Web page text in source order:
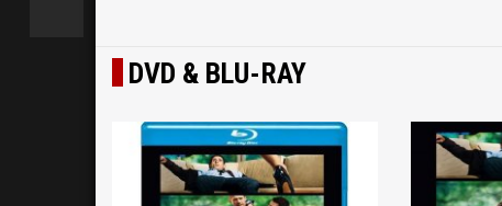
DVD & BLU-RAY